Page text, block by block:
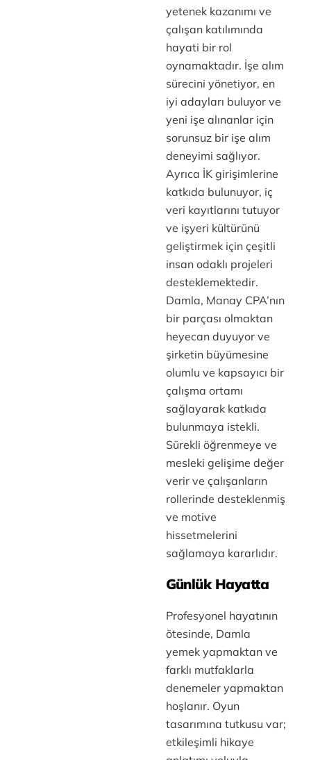
yetenek kazanımı ve
çalışan katılımında
hayati bir rol
oynamaktadır. İşe alım
sürecini yönetiyor, en
iyi adayları buluyor ve
yeni işe alınanlar için
sorunsuz bir işe alım
deneyimi sağlıyor.
Ayrıca İK girişimlerine
katkıda bulunuyor, iç
veri kayıtlarını tutuyor
ve işyeri kültürünü
geliştirmek için çeşitli
insan odaklı projeleri
desteklemektedir.
Damla, Manay CPA’nın
bir parçası olmaktan
heyecan duyuyor ve
şirketin büyümesine
olumlu ve kapsayıcı bir
çalışma ortamı
sağlayarak katkıda
bulunmaya istekli.
Sürekli öğrenmeye ve
mesleki gelişime değer
verir ve çalışanların
rollerinde desteklenmiş
ve motive
hissetmelerini
sağlamaya kararlıdır.
Günlük Hayatta
Profesyonel hayatının
ötesinde, Damla
yemek yapmaktan ve
farklı mutfaklarla
denemeler yapmaktan
hoşlanır. Oyun
tasarımına tutkusu var;
etkileşimli hikaye